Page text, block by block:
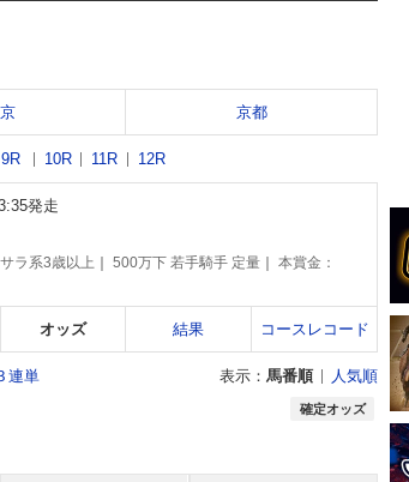
京都
9R 10R 11R 12R
発走
サラ系3歳以上 500万下 若手騎手 定量
本賞金：
オッズ 結果 コースレコード
連単 表示： 馬番順 人気順
確定オッズ